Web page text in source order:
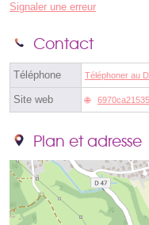
Signaler une erreur
Contact
Téléphone Téléphoner au
Site web
Plan et adresse